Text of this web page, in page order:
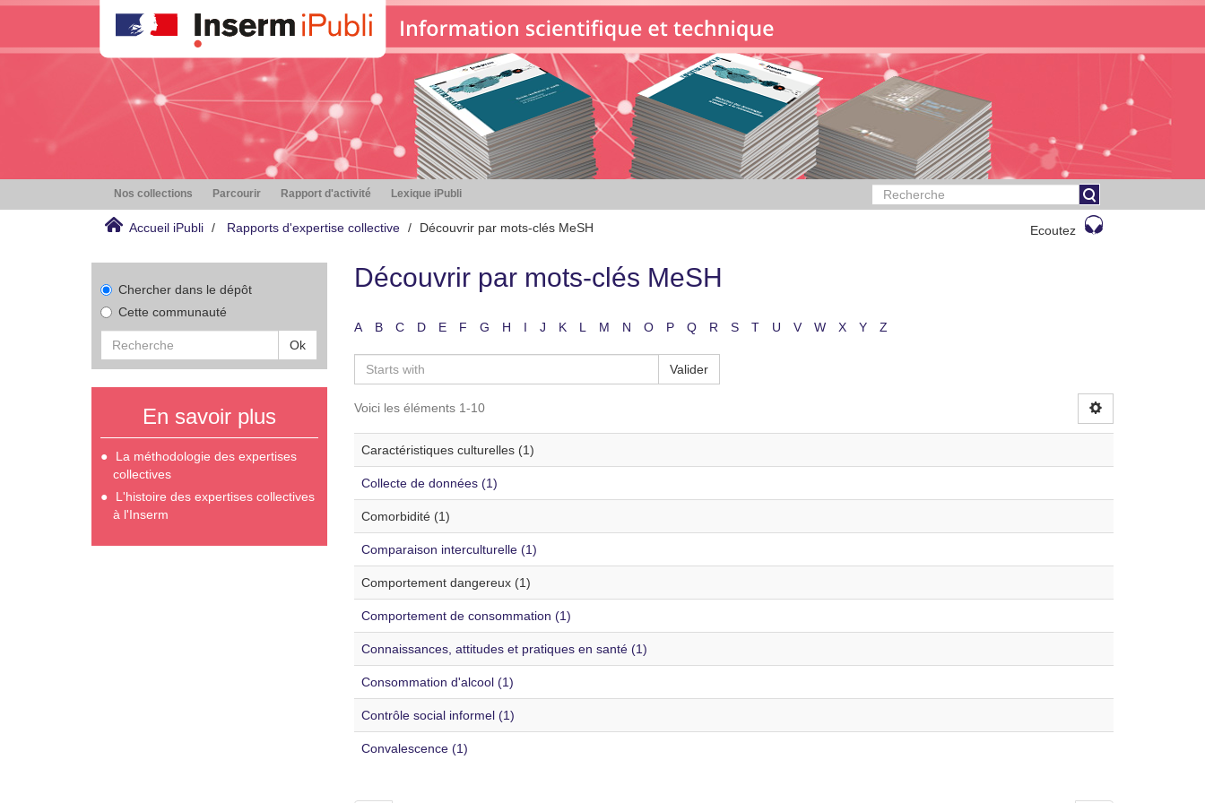
Nos collections Parcourir Rapport d'activité Lexique iPubli
Accueil iPubli Rapports d'expertise collective Découvrir par mots-clés MeSH Ecoutez
Chercher dans le dépôt
Cette communauté
Ok
En savoir plus
La méthodologie des expertises
collectives
L'histoire des expertises collectives
à l'Inserm
Découvrir par mots-clés MeSH
A B C D E F G H I J K L M N O P Q R S T U V W X Y Z
Valider
Voici les éléments 1-10
Caractéristiques culturelles (1)
Collecte de données (1)
Comorbidité (1)
Comparaison interculturelle (1)
Comportement dangereux (1)
Comportement de consommation (1)
Connaissances, attitudes et pratiques en santé (1)
Consommation d'alcool (1)
Contrôle social informel (1)
Convalescence (1)